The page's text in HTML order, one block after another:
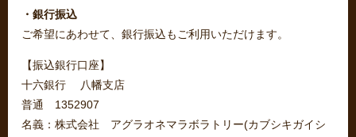
・銀行振込
ご希望にあわせて、銀行振込もご利用いただけます。
【振込銀行口座】
十六銀行 八幡支店
普通 1352907
名義：株式会社 アグラオネマラボラトリー(カブシキガイシ